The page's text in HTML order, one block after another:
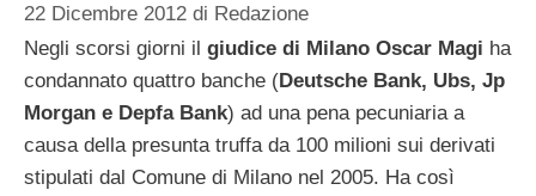
22 Dicembre 2012 di Redazione
Negli scorsi giorni il giudice di Milano Oscar Magi ha
condannato quattro banche (Deutsche Bank, Ubs, Jp
Morgan e Depfa Bank) ad una pena pecuniaria a
causa della presunta truffa da 100 milioni sui derivati
stipulati dal Comune di Milano nel 2005. Ha così